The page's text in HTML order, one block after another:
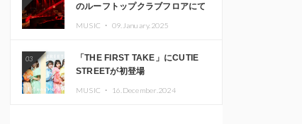
のルーフトップクラブフロアにて
Kza（FORCE OF NATURE）ら日
本を代表するDJ・クリエイターが
出演
MUSIC ・ 09.January.2025
03
「THE FIRST TAKE」にCUTIE
STREETが初登場
MUSIC ・ 16.December.2024